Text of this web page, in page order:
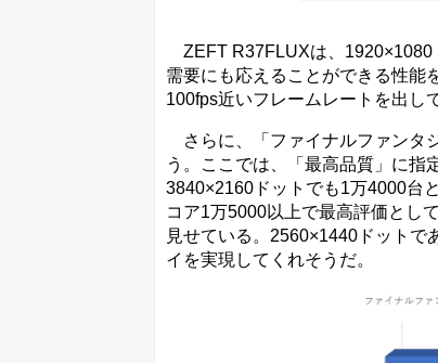
ZEFT R37FLUXは、1920×1080
需要にも応えることができる性能
100fps近いフレームレートを出し
さらに、「ファイナルファンタ
う。ここでは、「最高品質」に指
3840×2160ドットでも1万4000台
コア1万5000以上で最高評価とし
見せている。2560×1440ドットで
イを実現してくれそうだ。